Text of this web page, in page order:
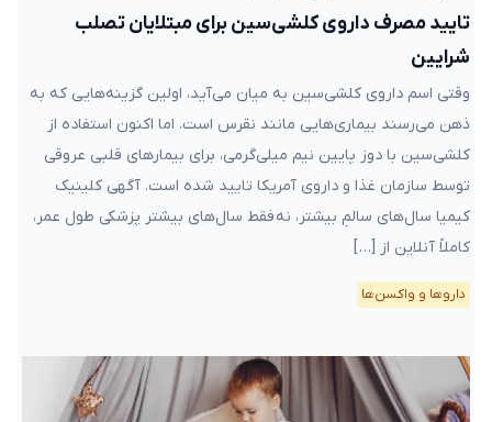
تایید مصرف داروی کلشی‌سین برای مبتلایان تصلب
شرایین
وقتی اسم داروی کلشی‌سین به میان می‌آید، اولین گزینه‌هایی که به
ذهن‌ می‌رسند بیماری‌هایی مانند نقرس است. اما اکنون استفاده از
کلشی‌سین با دوز پایین نیم میلی‌گرمی، برای بیمارهای قلبی عروقی
توسط سازمان غذا و داروی آمریکا تایید شده است. آگهی کلینیک
کیمیا سال‌های سالمِ بیشتر، نه فقط سال‌های بیشتر پزشکی طول عمر،
کاملاً آنلاین از […]
دارو‌ها و واکسن‌ها